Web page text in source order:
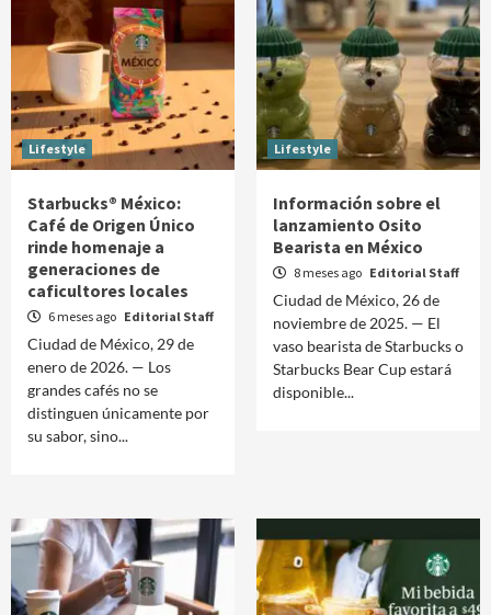
Lifestyle
Starbucks® México:
Café de Origen Único
rinde homenaje a
generaciones de
caficultores locales
6 meses ago Editorial Staff
Ciudad de México, 29 de
enero de 2026. — Los
grandes cafés no se
distinguen únicamente por
su sabor, sino...
Lifestyle
Información sobre el
lanzamiento Osito
Bearista en México
8 meses ago Editorial Staff
Ciudad de México, 26 de
noviembre de 2025. — El
vaso bearista de Starbucks o
Starbucks Bear Cup estará
disponible...